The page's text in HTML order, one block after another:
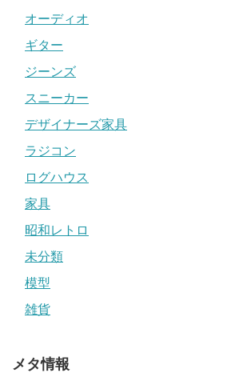
オーディオ
ギター
ジーンズ
スニーカー
デザイナーズ家具
ラジコン
ログハウス
家具
昭和レトロ
未分類
模型
雑貨
メタ情報